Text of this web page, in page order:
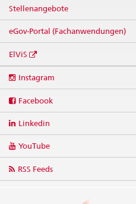
Stellenangebote
eGov-Portal (Fachanwendungen)
ElViS
media
Instagram
Facebook
Linkedin
YouTube
RSS Feeds